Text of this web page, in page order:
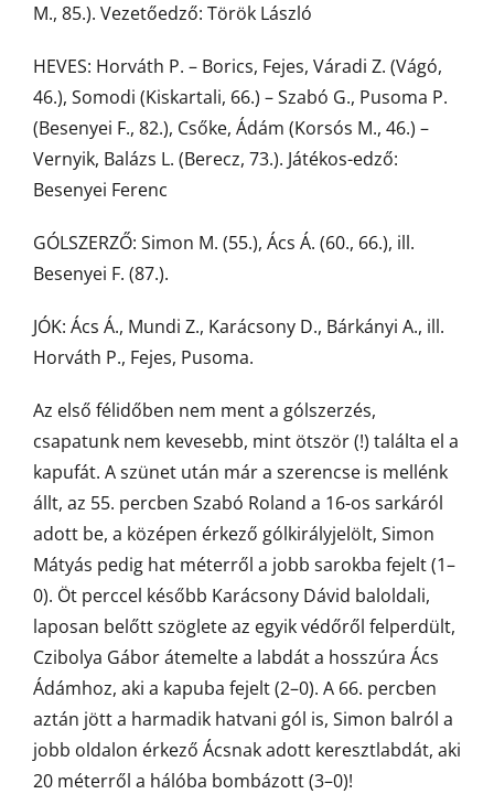
M., 85.). Vezetőedző: Török László
HEVES: Horváth P. – Borics, Fejes, Váradi Z. (Vágó,
46.), Somodi (Kiskartali, 66.) – Szabó G., Pusoma P.
(Besenyei F., 82.), Csőke, Ádám (Korsós M., 46.) –
Vernyik, Balázs L. (Berecz, 73.). Játékos-edző:
Besenyei Ferenc
GÓLSZERZŐ: Simon M. (55.), Ács Á. (60., 66.), ill.
Besenyei F. (87.).
JÓK: Ács Á., Mundi Z., Karácsony D., Bárkányi A., ill.
Horváth P., Fejes, Pusoma.
Az első félidőben nem ment a gólszerzés,
csapatunk nem kevesebb, mint ötször (!) találta el a
kapufát. A szünet után már a szerencse is mellénk
állt, az 55. percben Szabó Roland a 16-os sarkáról
adott be, a középen érkező gólkirályjelölt, Simon
Mátyás pedig hat méterről a jobb sarokba fejelt (1–
0). Öt perccel később Karácsony Dávid baloldali,
laposan belőtt szöglete az egyik védőről felperdült,
Czibolya Gábor átemelte a labdát a hosszúra Ács
Ádámhoz, aki a kapuba fejelt (2–0). A 66. percben
aztán jött a harmadik hatvani gól is, Simon balról a
jobb oldalon érkező Ácsnak adott keresztlabdát, aki
20 méterről a hálóba bombázott (3–0)!